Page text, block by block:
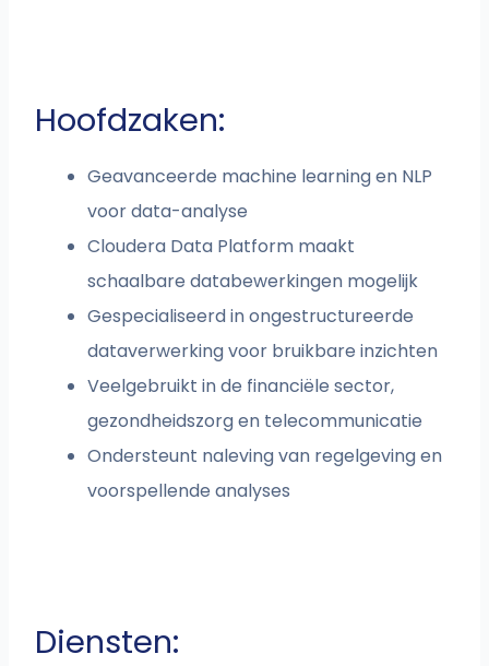
Hoofdzaken:
Geavanceerde machine learning en NLP
voor data-analyse
Cloudera Data Platform maakt
schaalbare databewerkingen mogelijk
Gespecialiseerd in ongestructureerde
dataverwerking voor bruikbare inzichten
Veelgebruikt in de financiële sector,
gezondheidszorg en telecommunicatie
Ondersteunt naleving van regelgeving en
voorspellende analyses
Diensten: